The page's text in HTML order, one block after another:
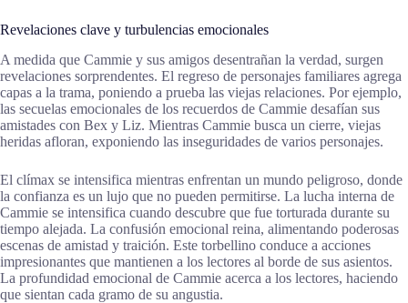
Revelaciones clave y turbulencias emocionales
A medida que Cammie y sus amigos desentrañan la verdad, surgen
revelaciones sorprendentes. El regreso de personajes familiares agrega
capas a la trama, poniendo a prueba las viejas relaciones. Por ejemplo,
las secuelas emocionales de los recuerdos de Cammie desafían sus
amistades con Bex y Liz. Mientras Cammie busca un cierre, viejas
heridas afloran, exponiendo las inseguridades de varios personajes.
El clímax se intensifica mientras enfrentan un mundo peligroso, donde
la confianza es un lujo que no pueden permitirse. La lucha interna de
Cammie se intensifica cuando descubre que fue torturada durante su
tiempo alejada. La confusión emocional reina, alimentando poderosas
escenas de amistad y traición. Este torbellino conduce a acciones
impresionantes que mantienen a los lectores al borde de sus asientos.
La profundidad emocional de Cammie acerca a los lectores, haciendo
que sientan cada gramo de su angustia.